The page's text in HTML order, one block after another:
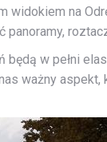
na
będą w pełni
ważny aspekt,